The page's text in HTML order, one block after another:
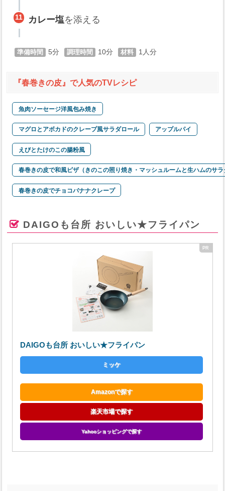
カレー塩を添える
5 10 1
『春巻きの皮』で人気のTVレシピ
魚肉ソーセージ洋風包み焼き
マグロとアボカドのクレープ風サラダロール アップルパイ
えびとたけのこの腸粉風
春巻きの皮で和風ピザ（きのこの照り焼き・マッシュルームと生ハムのサラ
春巻きの皮でチョコバナナクレープ
DAIGOも台所 おいしい★フライパン
DAIGOも台所 おいしい★フライパン
ミッケ
Amazonで探す
楽天市場で探す
Yahooショッピングで探す